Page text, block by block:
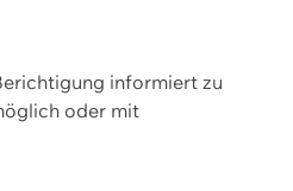
informiert zu
oder mit